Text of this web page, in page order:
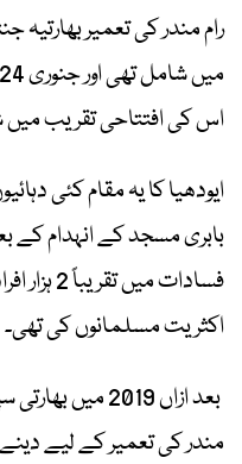
رام مندر کی تعمیر بھارتیہ
اس کی افتتاحی تقریب
بابری مسجد کے انہدام کے
فسادات
اکثریت مسلمانوں کی تھی۔
بعد ازاں 2019
مندر کی تعمیر کے لیے